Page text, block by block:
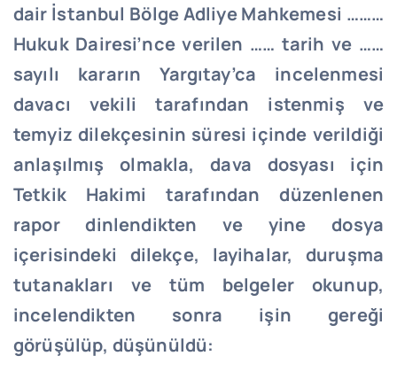
dair İstanbul Bölge Adliye Mahkemesi ………
Hukuk Dairesi’nce verilen …… tarih ve ……
sayılı kararın Yargıtay’ca incelenmesi
davacı vekili tarafından istenmiş ve
temyiz dilekçesinin süresi içinde verildiği
anlaşılmış olmakla, dava dosyası için
Tetkik Hakimi tarafından düzenlenen
rapor dinlendikten ve yine dosya
içerisindeki dilekçe, layihalar, duruşma
tutanakları ve tüm belgeler okunup,
incelendikten sonra işin gereği
görüşülüp, düşünüldü: